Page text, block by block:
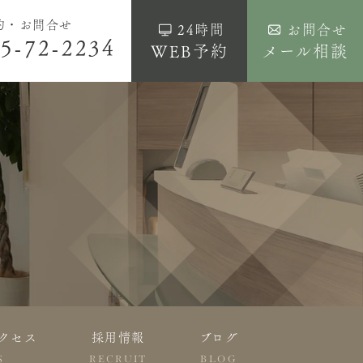
・お問合せ
72-2234
24時間
WEB予約
お問合せ
メール相談
セス 採用情報
RECRUIT
ブログ
BLOG